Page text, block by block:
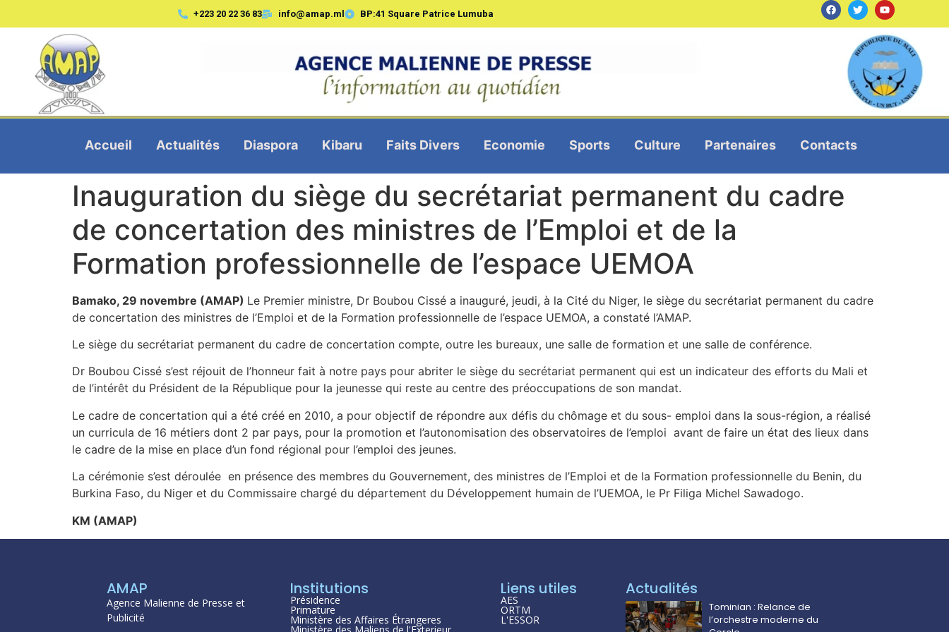
+223 20 22 36 83 info@amap.ml BP:41 Square Patrice Lumuba
Accueil Actualités Diaspora Kibaru Faits Divers Economie Sports Culture Partenaires Contacts
Inauguration du siège du secrétariat permanent du cadre
de concertation des ministres de l’Emploi et de la
Formation professionnelle de l’espace UEMOA
Bamako, 29 novembre (AMAP) Le Premier ministre, Dr Boubou Cissé a inauguré, jeudi, à la Cité du Niger, le siège du secrétariat permanent du cadre
de concertation des ministres de l’Emploi et de la Formation professionnelle de l’espace UEMOA, a constaté l’AMAP.
Le siège du secrétariat permanent du cadre de concertation compte, outre les bureaux, une salle de formation et une salle de conférence.
Dr Boubou Cissé s’est réjouit de l’honneur fait à notre pays pour abriter le siège du secrétariat permanent qui est un indicateur des efforts du Mali et
de l’intérêt du Président de la République pour la jeunesse qui reste au centre des préoccupations de son mandat.
Le cadre de concertation qui a été créé en 2010, a pour objectif de répondre aux défis du chômage et du sous- emploi dans la sous-région, a réalisé
un curricula de 16 métiers dont 2 par pays, pour la promotion et l’autonomisation des observatoires de l’emploi avant de faire un état des lieux dans
le cadre de la mise en place d’un fond régional pour l’emploi des jeunes.
La cérémonie s’est déroulée en présence des membres du Gouvernement, des ministres de l’Emploi et de la Formation professionnelle du Benin, du
Burkina Faso, du Niger et du Commissaire chargé du département du Développement humain de l’UEMOA, le Pr Filiga Michel Sawadogo.
KM (AMAP)
AMAP
Agence Malienne de Presse et
Publicité
Institutions
Présidence
Primature
Ministère des Affaires Étrangeres
Liens utiles
AES
ORTM
L'ESSOR
Actualités
Tominian : Relance de
l’orchestre moderne du